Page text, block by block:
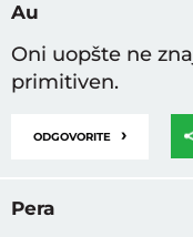
Au
Oni uopšte ne
primitiven.
ODGOVORITE ›
Pera